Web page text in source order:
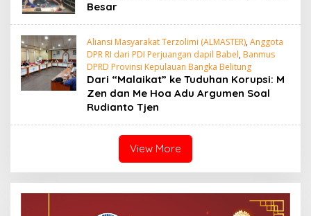
Besar
Aliansi Masyarakat Terzolimi (ALMASTER), Anggota
DPR RI dari PDI Perjuangan dapil Babel, Banmus
DPRD Provinsi Kepulauan Bangka Belitung
Dari “Malaikat” ke Tuduhan Korupsi: M
Zen dan Me Hoa Adu Argumen Soal
Rudianto Tjen
View More